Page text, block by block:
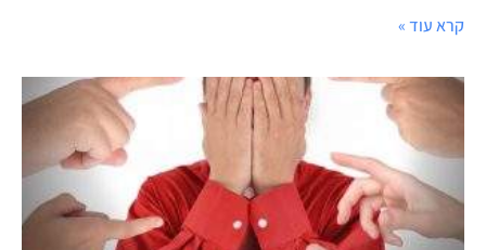
קרא עוד »